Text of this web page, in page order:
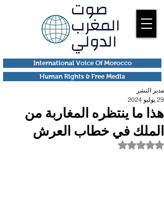
Human Rights & Free Media
International Voice Of Morocco
هذا ما ينتظره المغاربة من
الملك في خطاب العرش
مدير النشر
29 يوليو 2024
تم التقييم بـ ليس رقمًا من أصل 5 نجوم.